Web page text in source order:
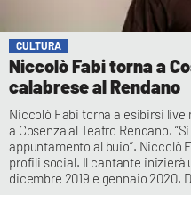
CULTURA
Niccolò Fabi torna a
calabrese al Rendano
Niccolò Fabi torna a esibirsi live
a Cosenza al Teatro Rendano.
appuntamento al buio”. Niccolò
profili social. Il cantante
dicembre 2019 e gennaio 2020.